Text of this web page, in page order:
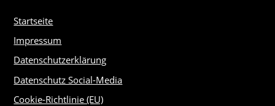
Startseite
Impressum
Datenschutzerklärung
Datenschutz Social-Media
Cookie-Richtlinie (EU)